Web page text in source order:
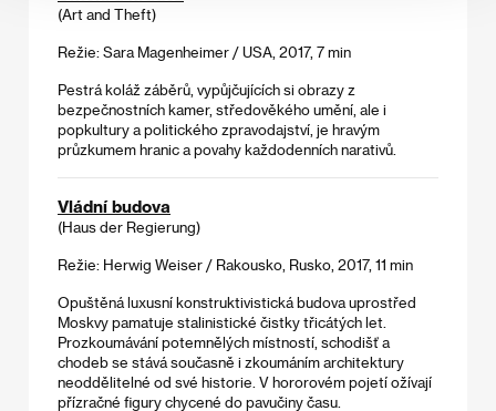
(Art and Theft)
Režie: Sara Magenheimer / USA, 2017, 7 min
Pestrá koláž záběrů, vypůjčujících si obrazy z
bezpečnostních kamer, středověkého umění, ale i
popkultury a politického zpravodajství, je hravým
průzkumem hranic a povahy každodenních narativů.
Vládní budova
(Haus der Regierung)
Režie: Herwig Weiser / Rakousko, Rusko, 2017, 11 min
Opuštěná luxusní konstruktivistická budova uprostřed
Moskvy pamatuje stalinistické čistky třicátých let.
Prozkoumávání potemnělých místností, schodišť a
chodeb se stává současně i zkoumáním architektury
neoddělitelné od své historie. V hororovém pojetí ožívají
přízračné figury chycené do pavučiny času.